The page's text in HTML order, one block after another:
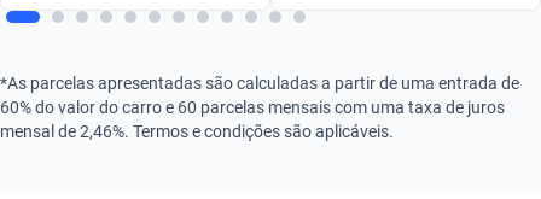
*As parcelas apresentadas são calculadas a partir de uma entrada de
60% do valor do carro e 60 parcelas mensais com uma taxa de juros
mensal de 2,46%. Termos e condições são aplicáveis.